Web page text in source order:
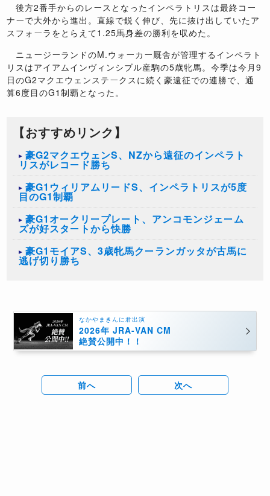
後方2番手からのレースとなったインペラトリスは最終コー
ナーで大外から進出。直線で鋭く伸び、先に抜け出していたア
スフォーラをとらえて1.25馬身差の勝利を収めた。
ニュージーランドのM.ウォーカー厩舎が管理するインペラト
リスはアイアムインヴィンシブル産駒の5歳牝馬。今季は今月9
日のG2マクエウェンステークスに続く豪遠征での連勝で、通
算6度目のG1制覇となった。
【おすすめリンク】
豪G2マクエウェンS、NZから遠征のインペラト
リスがレコード勝ち
豪G1ウィリアムリードS、インペラトリスが5度
目のG1制覇
豪G1オークリープレート、アンコモンジェーム
ズが好スタートから快勝
豪G1モイアS、3歳牝馬クーランガッタが古馬に
逃げ切り勝ち
なかやまきんに君出演
2026年 JRA-VAN CM
絶賛公開中！！
前へ 次へ